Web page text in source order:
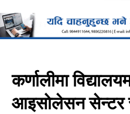
कर्णालीमा
आइसोलेसन सेन्टर